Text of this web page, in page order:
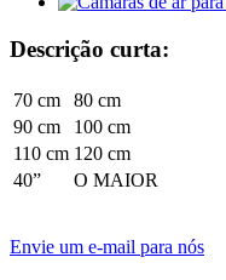
Descrição curta:
70 cm
80 cm
90 cm
100 cm
110 cm 120 cm
40”
O MAIOR
Envie um e-mail para nós